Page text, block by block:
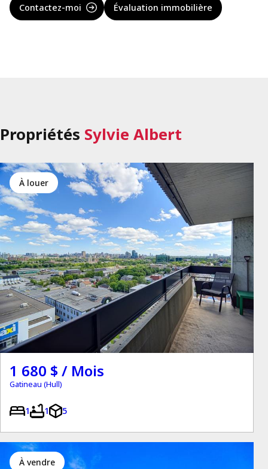
Contactez-moi Évaluation immobilière
Propriétés Sylvie Albert
à louer
1 680 $ / Mois
Gatineau (Hull)
1 1 5
à vendre